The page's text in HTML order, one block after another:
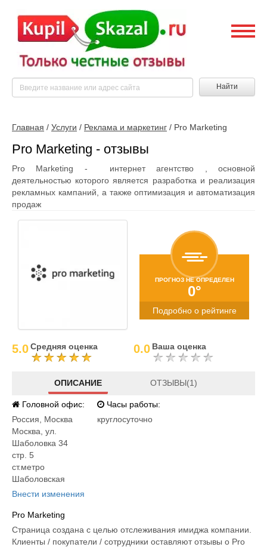
Найти
Главная / Услуги / Реклама и маркетинг / Pro Marketing
Pro Marketing - отзывы
Pro Marketing - интернет агентство , основной
деятельностью которого является разработка и реализация
рекламных кампаний, а также оптимизация и автоматизация
продаж
ПРОГНОЗ НЕ ОПРЕДЕЛЕН
0°
Подробно о рейтинге
5.0Средняя оценка 0.0 Ваша оценка
ОПИСАНИЕ ОТЗЫВЫ(1)
Головной офис:
Россия
Москва
Москва, ул.
Шаболовка 34
стр. 5
ст.метро
Шаболовская
Внести изменения
Часы работы:
круглосуточно
Pro Marketing
Страница создана с целью отслеживания имиджа компании.
Клиенты / покупатели / сотрудники оставляют отзывы о Pro